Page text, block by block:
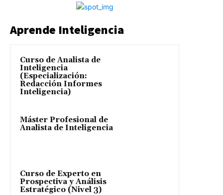
Aprende Inteligencia
Curso de Analista de
Inteligencia
(Especialización:
Redacción Informes
Inteligencia)
Máster Profesional de
Analista de Inteligencia
Curso de Experto en
Prospectiva y Análisis
Estratégico (Nivel 3)